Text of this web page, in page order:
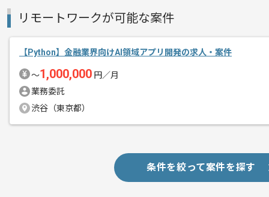
メント
複数案件を保有している企業ですので、
経験豊富なエンジニアと成長が出来る
基本的には一部リモート作業を見込んで
リモートワークが可能な案件
【Python】金融業界向けAI領域アプリ開発の求人・案件
〜1,000,000 円／月
業務委託
渋谷（東京都）
条件を絞って案件を探す